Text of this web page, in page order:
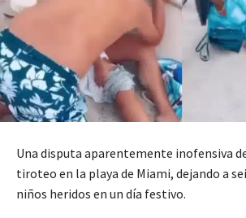
Una disputa aparentemente inofensiva
tiroteo en la playa de Miami, dejando a
niños heridos en un día festivo.